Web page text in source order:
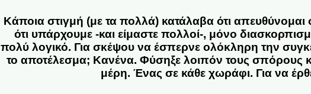
Κάποια στιγμή (με τα πολλά) κατάλαβα ότι
ότι υπάρχουμε -και είμαστε πολλοί-, μόνο
πολύ λογικό. Για σκέψου να έσπερνε ολόκληρη την
το αποτέλεσμα; Κανένα. Φύσηξε λοιπόν τους σπόρους
μέρη. Ένας σε κάθε χωράφι. Για να